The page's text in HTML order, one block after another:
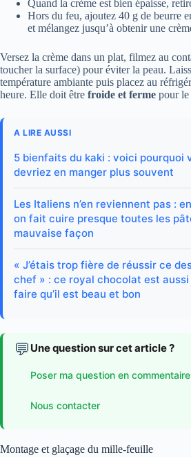
Quand la crème est bien épaisse,
Hors du feu, ajoutez 40 g de beurre
et mélangez jusqu’à obtenir une
Versez la crème dans un plat, filmez au
toucher la surface) pour éviter la peau.
température ambiante puis placez au
heure. Elle doit être froide et ferme pour le
A LIRE AUSSI
5 bienfaits du kaki : voici pourquoi
devriez en manger plus souvent
Les Italiens n’en reviennent pas :
on fait cuire presque toutes les
mauvaise façon
« J’étais trop fière de réussir ce
chef » : ce royal chocolat est aussi
faire qu’il est beau et bon
💬 Une question sur cet article ?
Poser ma question en commentaire
Nous contacter
Montage et glaçage du mille-feuille